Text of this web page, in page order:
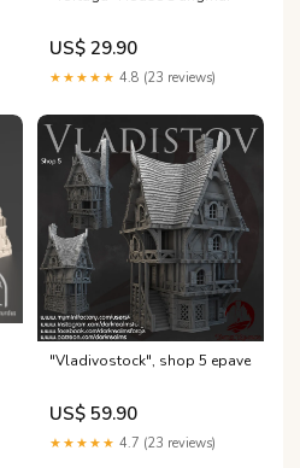
US$ 29.90
★★★★★ 4.8 (23 reviews)
"Vladivostock", shop 5 epave
US$ 59.90
★★★★★ 4.7 (23 reviews)